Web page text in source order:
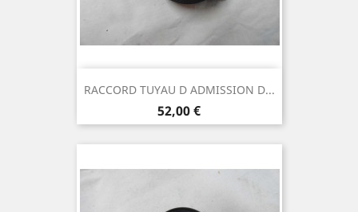
RACCORD TUYAU D ADMISSION D...
Prix
52,00 €